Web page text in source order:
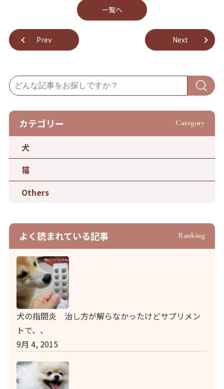
Prev
⼀覧へ
Next
カテゴリー Category
犬
猫
Others
よく読まれている記事 Ranking
犬の指間炎 治し方が解らなかったけどサプリメン
トで、、
9月 4, 2015